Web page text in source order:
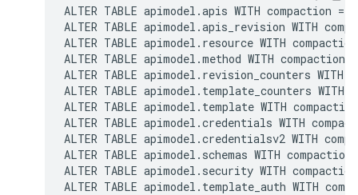
ALTER TABLE apimodel.apis WITH
ALTER TABLE apimodel.apis_revision WITH
ALTER TABLE apimodel.resource WITH
ALTER TABLE apimodel.method WITH
ALTER TABLE apimodel.revision_counters
ALTER TABLE apimodel.template_counters
ALTER TABLE apimodel.template WITH
ALTER TABLE apimodel.credentials WITH
ALTER TABLE apimodel.credentialsv2 WITH
ALTER TABLE apimodel.schemas WITH
ALTER TABLE apimodel.security WITH
ALTER TABLE apimodel.template_auth WITH